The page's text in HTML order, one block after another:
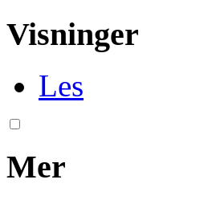
Visninger
Les
Mer